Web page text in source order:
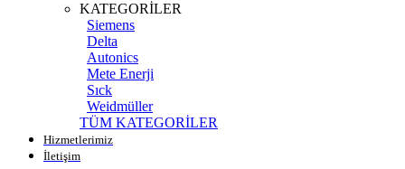
KATEGORİLER
Siemens
Delta
Autonics
Mete Enerji
Sıck
Weidmüller
TÜM KATEGORİLER
Hizmetlerimiz
İletişim